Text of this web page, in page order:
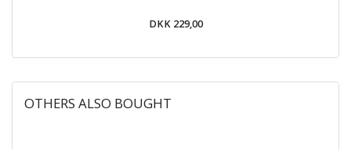
DKK 229,00
OTHERS ALSO BOUGHT